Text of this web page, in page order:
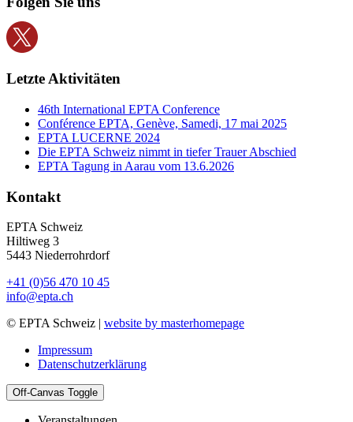
Letzte Aktivitäten
46th International EPTA Conference
Conférence EPTA, Genève, Samedi, 17 mai 2025
EPTA LUCERNE 2024
Die EPTA Schweiz nimmt in tiefer Trauer Abschied
EPTA Tagung in Aarau vom 13.6.2026
Kontakt
EPTA Schweiz
Hiltiweg 3
5443 Niederrohrdorf
+41 (0)56 470 10 45
info@epta.ch
© EPTA Schweiz | website by masterhomepage
Impressum
Datenschutzerklärung
Off-Canvas Toggle